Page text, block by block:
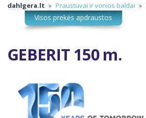
dahlgera.lt » Praustuvai ir vonios baldai »
GEBERIT 150 m.